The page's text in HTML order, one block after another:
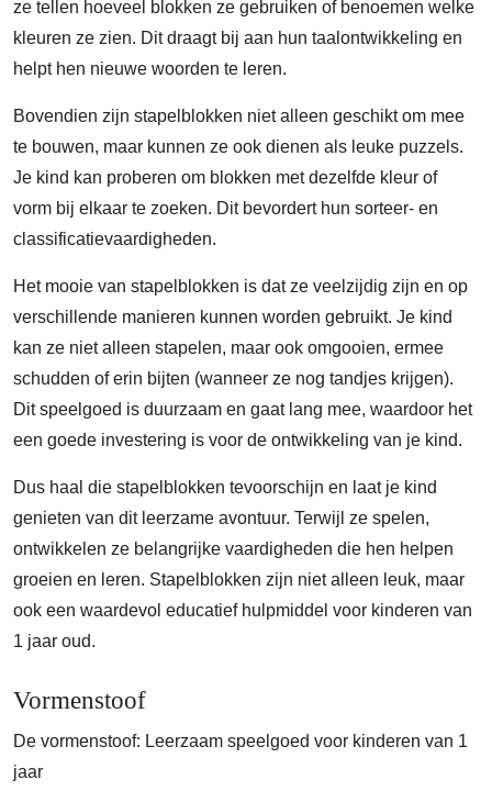
ze tellen hoeveel blokken ze gebruiken of benoemen welke
kleuren ze zien. Dit draagt bij aan hun taalontwikkeling en
helpt hen nieuwe woorden te leren.
Bovendien zijn stapelblokken niet alleen geschikt om mee
te bouwen, maar kunnen ze ook dienen als leuke puzzels.
Je kind kan proberen om blokken met dezelfde kleur of
vorm bij elkaar te zoeken. Dit bevordert hun sorteer- en
classificatievaardigheden.
Het mooie van stapelblokken is dat ze veelzijdig zijn en op
verschillende manieren kunnen worden gebruikt. Je kind
kan ze niet alleen stapelen, maar ook omgooien, ermee
schudden of erin bijten (wanneer ze nog tandjes krijgen).
Dit speelgoed is duurzaam en gaat lang mee, waardoor het
een goede investering is voor de ontwikkeling van je kind.
Dus haal die stapelblokken tevoorschijn en laat je kind
genieten van dit leerzame avontuur. Terwijl ze spelen,
ontwikkelen ze belangrijke vaardigheden die hen helpen
groeien en leren. Stapelblokken zijn niet alleen leuk, maar
ook een waardevol educatief hulpmiddel voor kinderen van
1 jaar oud.
Vormenstoof
De vormenstoof: Leerzaam speelgoed voor kinderen van 1
jaar